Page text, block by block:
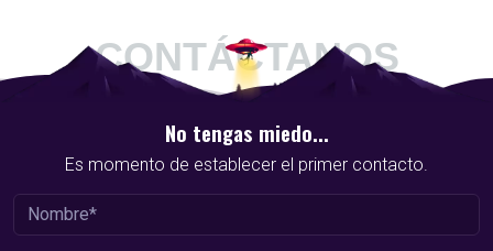
CONTÁCTANOS
No tengas miedo...
Es momento de establecer el primer contacto.